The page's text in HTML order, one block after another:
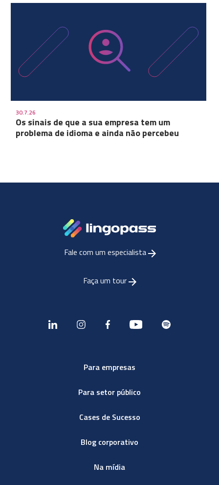
30.7.26
Os sinais de que a sua empresa tem um
problema de idioma e ainda não percebeu
Fale com um especialista
Faça um tour
Para empresas
Para setor público
Cases de Sucesso
Blog corporativo
Na mídia